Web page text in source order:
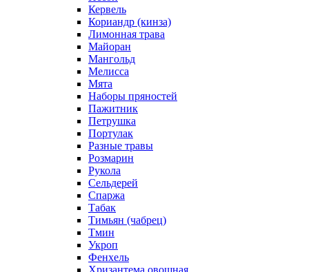
Кервель
Кориандр (кинза)
Лимонная трава
Майоран
Мангольд
Мелисса
Мята
Наборы пряностей
Пажитник
Петрушка
Портулак
Разные травы
Розмарин
Рукола
Сельдерей
Спаржа
Табак
Тимьян (чабрец)
Тмин
Укроп
Фенхель
Хризантема овощная